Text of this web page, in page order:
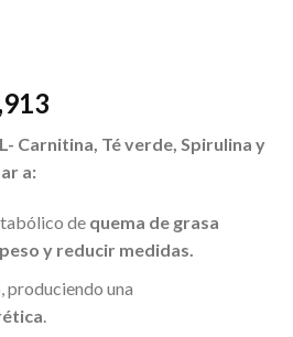
actual
Carnitina, Té verde, Spirulina y
a:
de quema de grasa
y reducir medidas.
produciendo una
.